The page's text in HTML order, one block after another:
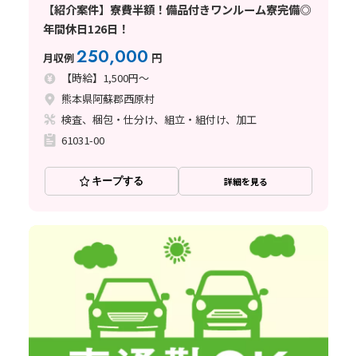
【紹介案件】寮費半額！備品付きワンルーム寮完備◎
年間休日126日！
月収例250,000 円
【時給】1,500円～
熊本県阿蘇郡西原村
検査、梱包・仕分け、組立・組付け、加工
61031-00
キープする 詳細を見る